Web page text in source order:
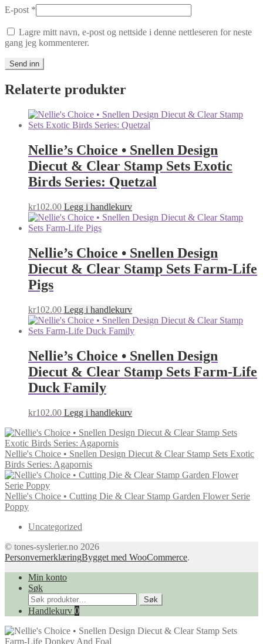
E-post *
Lagre mitt navn, e-post og nettside i denne nettleseren for neste
gang jeg kommenterer.
Relaterte produkter
Nellie’s Choice • Snellen Design
Diecut & Clear Stamp Sets Exotic
Birds Series: Quetzal
kr102.00 Legg i handlekurv
Nellie’s Choice • Snellen Design
Diecut & Clear Stamp Sets Farm-Life
Pigs
kr102.00 Legg i handlekurv
Nellie’s Choice • Snellen Design
Diecut & Clear Stamp Sets Farm-Life
Duck Family
kr102.00 Legg i handlekurv
Nellie's Choice • Snellen Design Diecut & Clear Stamp Sets Exotic
Birds Series: Agapornis
Nellie's Choice • Cutting Die & Clear Stamp Garden Flower Serie
Poppy
Uncategorized
© tones-syslerier.no 2026
PersonvernerklæringBygget med WooCommerce.
Min konto
Søk
Søk
etter:
Søk
Handlekurv 0